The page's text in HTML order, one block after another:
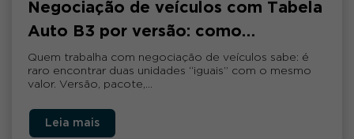
Negociação de veículos com Tabela
Auto B3 por versão: como…
Quem trabalha com negociação de veículos sabe: é
raro encontrar duas unidades “iguais” com o mesmo
valor. Versão, pacote,…
Leia mais